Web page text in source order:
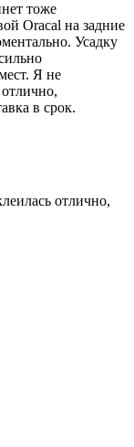
тоже
Oracal на задние
Усадку
Я не
в срок.
отлично,